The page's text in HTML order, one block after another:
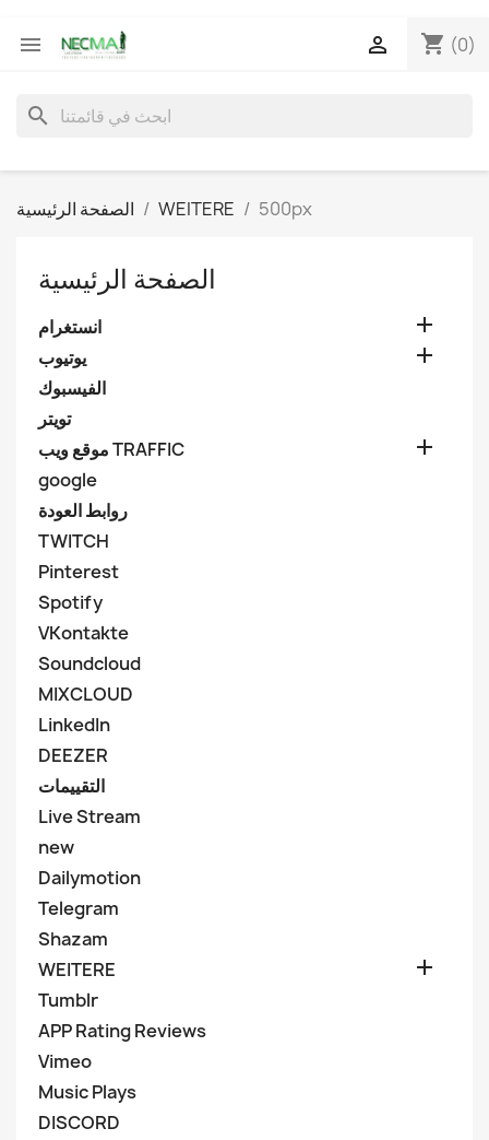
 shopping_cart (0)

search
الصفحة الرئيسية WEITERE 500px
الصفحة الرئيسية
انستغرام 
يوتيوب 
الفيسبوك
تويتر
موقع ويب TRAFFIC

google
روابط العودة
TWITCH
Pinterest
Spotify
VKontakte
Soundcloud
MIXCLOUD
LinkedIn
DEEZER
التقييمات
Live Stream
new
Dailymotion
Telegram
Shazam
WEITERE

Tumblr
APP Rating Reviews
Vimeo
Music Plays
DISCORD